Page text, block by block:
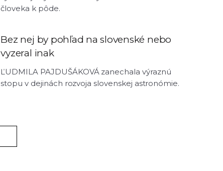
človeka k pôde.
Bez nej by pohľad na slovenské nebo
vyzeral inak
ĽUDMILA PAJDUŠÁKOVÁ zanechala výraznú
stopu v dejinách rozvoja slovenskej astronómie.